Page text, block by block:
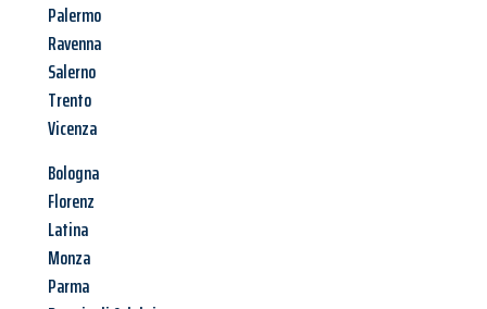
Palermo
Ravenna
Salerno
Trento
Vicenza
Bologna
Florenz
Latina
Monza
Parma